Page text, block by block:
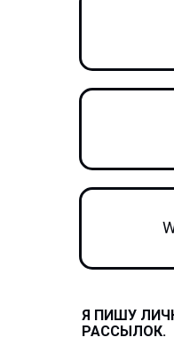
Я ПИШУ
РАССЫЛОК.